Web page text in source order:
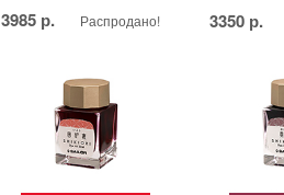
3985 р. Распродано! 3350 р.